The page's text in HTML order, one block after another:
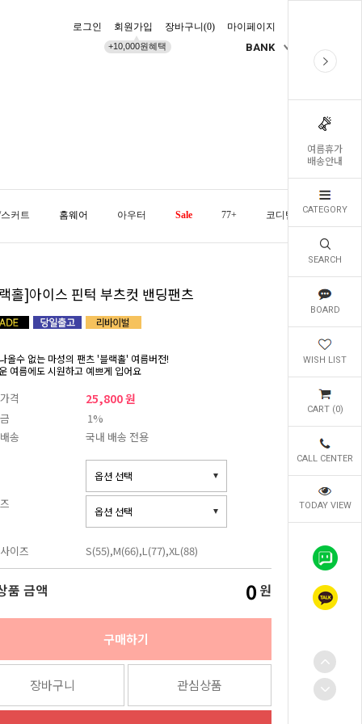
여름휴가
배송안내
CATEGORY
SEARCH
BOARD
WISH LIST
CART (0)
CALL CENTER
TODAY VIEW
로그인 회원가입
+10,000원혜택
장바구니(0) 마이페이지
BANK
커트 홈웨어 아우터 Sale 77+ 코디템 오늘발송
홀]아이스 핀턱 부츠컷 밴딩팬츠
올수 없는 마성의 팬츠 '블랙홀' 여름버전!
여름에도 시원하고 예쁘게 입어요
격 25,800 원
1%
송
국내 배송 전용
이즈 S(55),M(66),L(77),XL(88)
품 금액 0 원
구매하기
장바구니 관심상품